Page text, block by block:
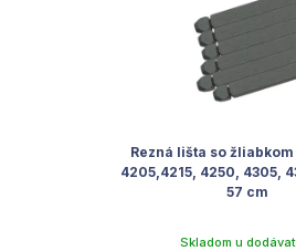
Rezná lišta so žliabkom
4205,4215, 4250, 4305,
57 cm
Skladom u